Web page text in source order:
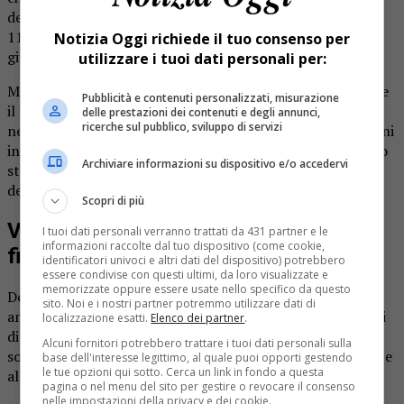
dell’inquilia, l’hanno presa a calci e pugni. E la figlia
11enne, che tentava di difendere la madre, è stata spinta
giù dalle scale del palazzo.
Momenti di follia l’altro giorno in un edificio di Ivrea, dove
il titolare di un appartamento ha decisamente esagerato
nel far valere le proprie ragioni nei confronti degli inquilini
in ritardo con i pagamenti. Già nei giorni precedenti erano
stati staccati gas e luce, poi è arrivata la richiesta
dell’affitto.
Valigie e indumenti buttati fuori dalla
finestra
Dopo aver picchiato la donna, il padrone di casa e i suoi
amici hanno iniziato anche a prendere gli effetti personali
di madre e figlia e buttarli fuori dalla finestra. In strada
sono finite valigie, giocattoli, scarpe, materiale scolastico e
altro. Tutto finito in strada sotto la pioggia.
Notizia Oggi richiede il tuo consenso per
utilizzare i tuoi dati personali per:
Pubblicità e contenuti personalizzati, misurazione
delle prestazioni dei contenuti e degli annunci,
ricerche sul pubblico, sviluppo di servizi
Archiviare informazioni su dispositivo e/o accedervi
Scopri di più
I tuoi dati personali verranno trattati da 431 partner e le
informazioni raccolte dal tuo dispositivo (come cookie,
identificatori univoci e altri dati del dispositivo) potrebbero
essere condivise con questi ultimi, da loro visualizzate e
memorizzate oppure essere usate nello specifico da questo
sito. Noi e i nostri partner potremmo utilizzare dati di
localizzazione esatti. Elenco dei partner.
Alcuni fornitori potrebbero trattare i tuoi dati personali sulla
base dell'interesse legittimo, al quale puoi opporti gestendo
le tue opzioni qui sotto. Cerca un link in fondo a questa
pagina o nel menu del sito per gestire o revocare il consenso
nelle impostazioni della privacy e dei cookie.